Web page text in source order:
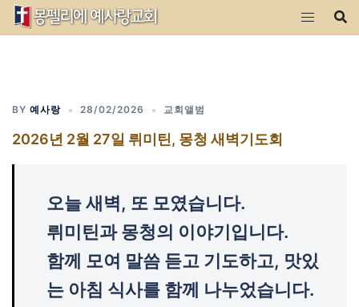
Skip
BY 예사랑 28/02/2026 교회앨범
2026년 2월 27일 뤼미틴, 몽청 새벽기도회
오늘 새벽, 또 모였습니다.
뤼미틴과 몽청의 이야기입니다.
함께 모여 말씀 듣고 기도하고, 맛있
는 아침 식사를 함께 나누었습니다.